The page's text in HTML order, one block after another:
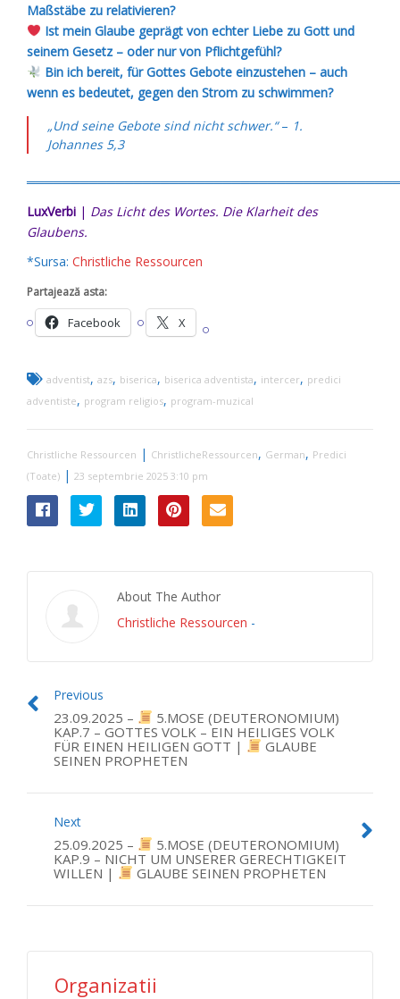
Maßstäbe zu relativieren?
Ist mein Glaube geprägt von echter Liebe zu Gott und
seinem Gesetz – oder nur von Pflichtgefühl?
Bin ich bereit, für Gottes Gebote einzustehen – auch
wenn es bedeutet, gegen den Strom zu schwimmen?
„Und seine Gebote sind nicht schwer.“– 1.
Johannes 5,3
LuxVerbi | Das Licht des Wortes. Die Klarheit des
Glaubens.
*Sursa: Christliche Ressourcen
Partajează asta:
Facebook X
adventist, azs, biserica, biserica adventista, intercer, predici
adventiste, program religios, program-muzical
Christliche Ressourcen | ChristlicheRessourcen, German, Predici
(Toate) | 23 septembrie 2025 3:10 pm
About The Author
Christliche Ressourcen -
Previous
23.09.2025 –
5.MOSE (DEUTERONOMIUM)
KAP.7 – GOTTES VOLK – EIN HEILIGES VOLK
FÜR EINEN HEILIGEN GOTT |
GLAUBE
SEINEN PROPHETEN
Next
25.09.2025 –
5.MOSE (DEUTERONOMIUM)
KAP.9 – NICHT UM UNSERER GERECHTIGKEIT
WILLEN |
GLAUBE SEINEN PROPHETEN
Organizatii